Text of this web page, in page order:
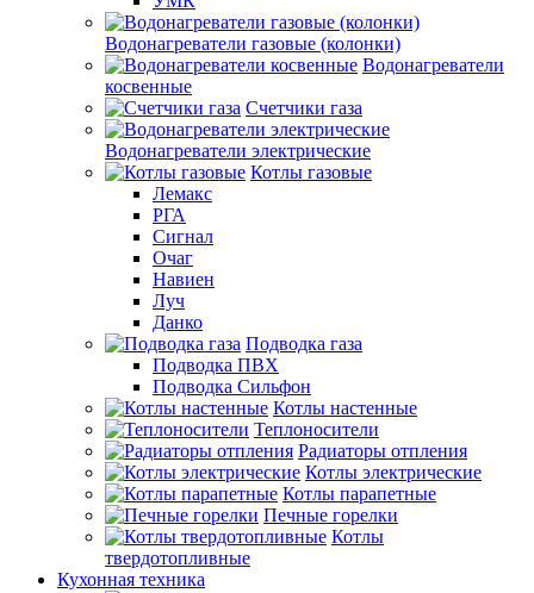
Водонагреватели газовые (колонки)
Водонагреватели
косвенные
Счетчики газа
Водонагреватели электрические
Котлы газовые
Лемакс
РГА
Сигнал
Очаг
Навиен
Луч
Данко
Подводка газа
Подводка ПВХ
Подводка Сильфон
Котлы настенные
Теплоносители
Радиаторы отпления
Котлы электрические
Котлы парапетные
Печные горелки
Котлы
твердотопливные
Кухонная техника